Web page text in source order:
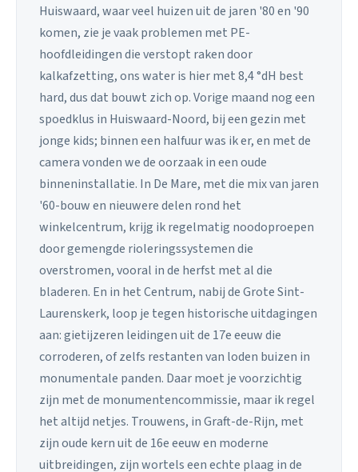
Huiswaard, waar veel huizen uit de jaren '80 en '90
komen, zie je vaak problemen met PE-
hoofdleidingen die verstopt raken door
kalkafzetting, ons water is hier met 8,4 °dH best
hard, dus dat bouwt zich op. Vorige maand nog een
spoedklus in Huiswaard-Noord, bij een gezin met
jonge kids; binnen een halfuur was ik er, en met de
camera vonden we de oorzaak in een oude
binneninstallatie. In De Mare, met die mix van jaren
'60-bouw en nieuwere delen rond het
winkelcentrum, krijg ik regelmatig noodoproepen
door gemengde rioleringssystemen die
overstromen, vooral in de herfst met al die
bladeren. En in het Centrum, nabij de Grote Sint-
Laurenskerk, loop je tegen historische uitdagingen
aan: gietijzeren leidingen uit de 17e eeuw die
corroderen, of zelfs restanten van loden buizen in
monumentale panden. Daar moet je voorzichtig
zijn met de monumentencommissie, maar ik regel
het altijd netjes. Trouwens, in Graft-de-Rijn, met
zijn oude kern uit de 16e eeuw en moderne
uitbreidingen, zijn wortels een echte plaag in de